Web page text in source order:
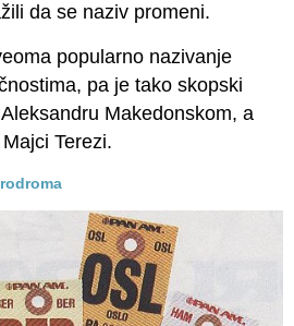
da se naziv promeni.
popularno nazivanje
pa je tako skopski
Makedonskom, a
Terezi.